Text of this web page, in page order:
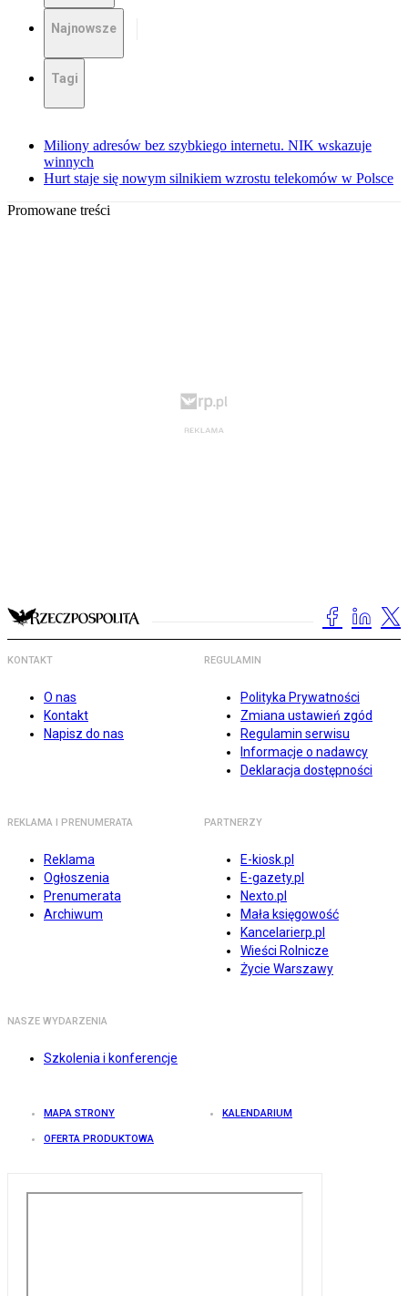
Najnowsze
Tagi
Miliony adresów bez szybkiego internetu. NIK wskazuje
winnych
Hurt staje się nowym silnikiem wzrostu telekomów w Polsce
Promowane treści
KONTAKT
O nas
Kontakt
Napisz do nas
REGULAMIN
Polityka Prywatności
Zmiana ustawień zgód
Regulamin serwisu
Informacje o nadawcy
Deklaracja dostępności
REKLAMA I PRENUMERATA
Reklama
Ogłoszenia
Prenumerata
Archiwum
PARTNERZY
E-kiosk.pl
E-gazety.pl
Nexto.pl
Mała księgowość
Kancelarierp.pl
Wieści Rolnicze
Życie Warszawy
NASZE WYDARZENIA
Szkolenia i konferencje
MAPA STRONY KALENDARIUM
OFERTA PRODUKTOWA